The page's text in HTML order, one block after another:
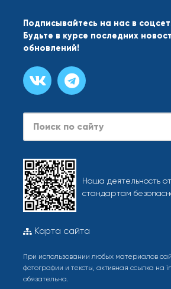
Подписывайтесь на нас в
Будьте в курсе последних
обновлений!
Наша деятельность
стандартам
Карта сайта
При использовании любых материалов
фотографии и тексты, активная ссылка на
обязательна.